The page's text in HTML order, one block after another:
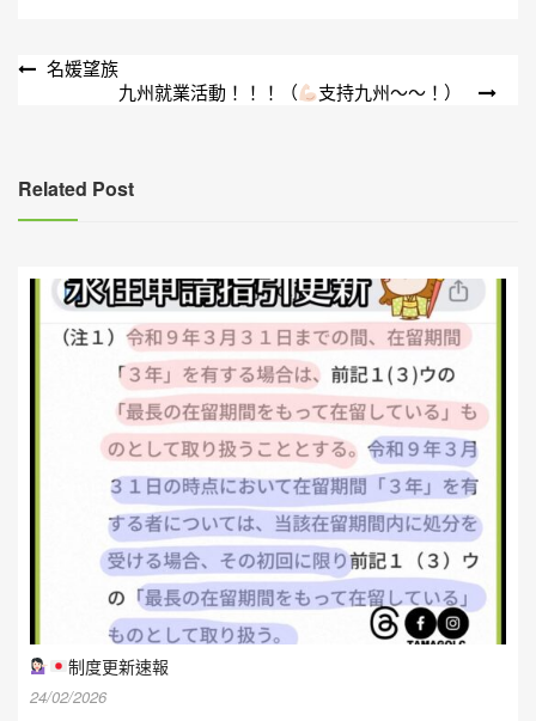
文
覽
名媛望族
九州就業活動！！！（
支持九州～～！）
Related Post
制度更新速報
24/02/2026